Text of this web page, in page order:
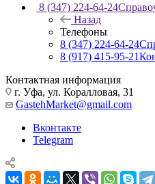
8 (347) 224-64-24
Назад
Телефоны
8 (347) 224-64-24
8 (917) 415-95-21
Контактная информация
г. Уфа, ул. Коралловая, 31
GastehMarket@gmail.com
Вконтакте
Telegram